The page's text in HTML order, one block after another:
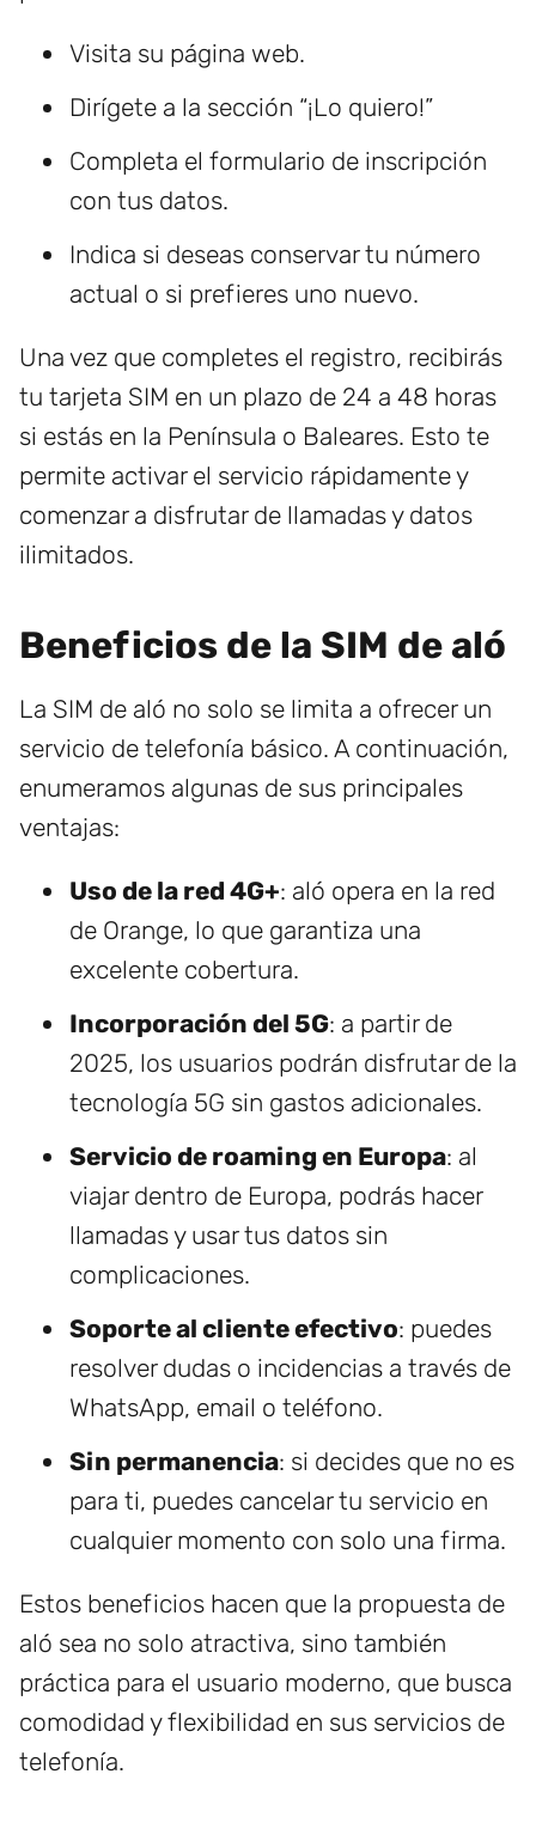
Visita su página web.
Dirígete a la sección “¡Lo quiero!”
Completa el formulario de inscripción
con tus datos.
Indica si deseas conservar tu número
actual o si prefieres uno nuevo.
Una vez que completes el registro, recibirás
tu tarjeta SIM en un plazo de 24 a 48 horas
si estás en la Península o Baleares. Esto te
permite activar el servicio rápidamente y
comenzar a disfrutar de llamadas y datos
ilimitados.
Beneficios de la SIM de aló
La SIM de aló no solo se limita a ofrecer un
servicio de telefonía básico. A continuación,
enumeramos algunas de sus principales
ventajas:
Uso de la red 4G+: aló opera en la red
de Orange, lo que garantiza una
excelente cobertura.
Incorporación del 5G: a partir de
2025, los usuarios podrán disfrutar de la
tecnología 5G sin gastos adicionales.
Servicio de roaming en Europa: al
viajar dentro de Europa, podrás hacer
llamadas y usar tus datos sin
complicaciones.
Soporte al cliente efectivo: puedes
resolver dudas o incidencias a través de
WhatsApp, email o teléfono.
Sin permanencia: si decides que no es
para ti, puedes cancelar tu servicio en
cualquier momento con solo una firma.
Estos beneficios hacen que la propuesta de
aló sea no solo atractiva, sino también
práctica para el usuario moderno, que busca
comodidad y flexibilidad en sus servicios de
telefonía.